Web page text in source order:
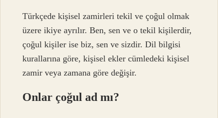
Türkçede kişisel zamirleri tekil ve çoğul olmak
üzere ikiye ayrılır. Ben, sen ve o tekil kişilerdir,
çoğul kişiler ise biz, sen ve sizdir. Dil bilgisi
kurallarına göre, kişisel ekler cümledeki kişisel
zamir veya zamana göre değişir.
Onlar çoğul ad mı?